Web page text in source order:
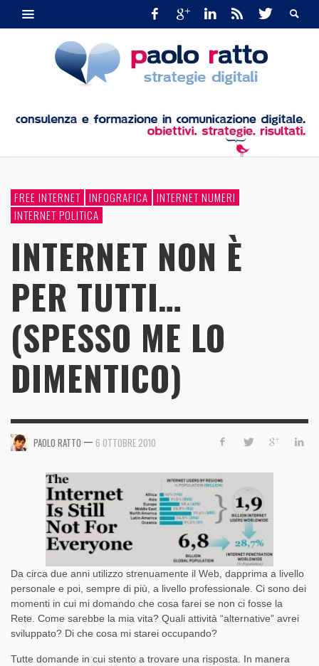
FREE INTERNET INFOGRAFICA INTERNET NUMERI
INTERNET POLITICA
INTERNET NON È
PER TUTTI…
(SPESSO ME LO
DIMENTICO)
PAOLO RATTO — 6 OTTOBRE 2010
Da circa due anni utilizzo strenuamente il Web, dapprima a livello
personale e poi, sempre di più, a livello professionale. Ci sono dei
momenti in cui mi domando che cosa farei se non ci fosse la
Rete. Come sarebbe la mia vita? Quali attività “alternative” avrei
sviluppato? Di che cosa mi starei occupando?
Tutte domande in cui stento a trovare una risposta. In manera